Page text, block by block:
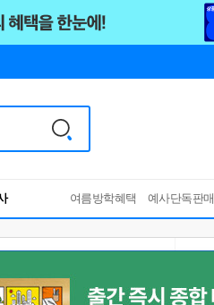
여름방학혜택 예사단독판매